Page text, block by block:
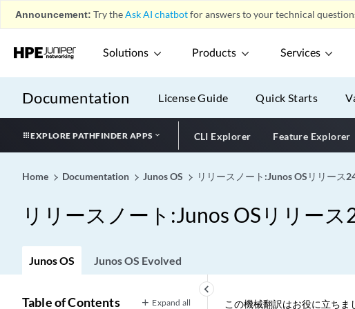
Announcement: Try theAsk AI chatbotfor answers to your technical
Solutions Products Services
Documentation License Guide Quick Starts
EXPLORE PATHFINDER APPS CLI Explorer Feature Explorer
Home Documentation Junos OS リリースノート:Junos OSリリース
リリースノート:Junos OSリリース
Junos OS Junos OS Evolved
keyboard_arrow_left
Table of Contents Expand all この機械翻訳はお役に立ちま